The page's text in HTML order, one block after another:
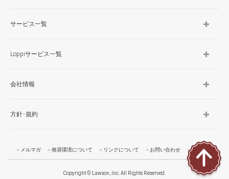
サービス一覧
Loppiサービス一覧
会社情報
方針･規約
メルマガ 推奨環境について リンクについて お問い合わせ ENGLISH
Copyright © Lawson, Inc. All Rights Reserved.